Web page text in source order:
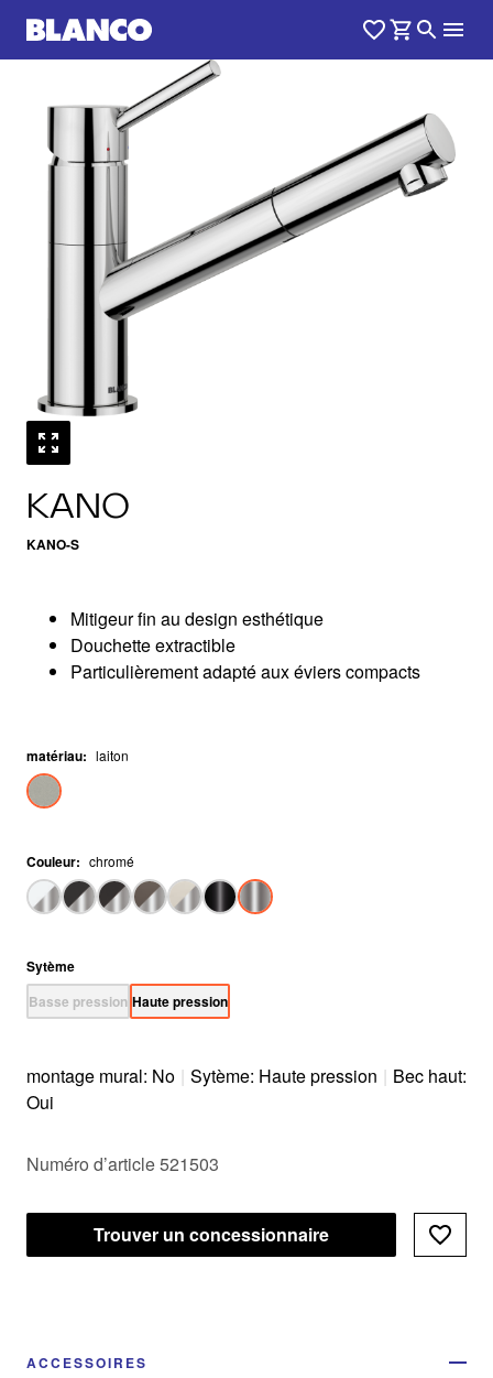
KANO
KANO-S
1
Mitigeur fin au design esthétique
Douchette extractible
Particulièrement adapté aux éviers compacts
matériau: laiton
Couleur: chromé
Sytème
Basse pression Haute pression
montage mural: No | Sytème: Haute pression | Bec haut:
Oui
Numéro d’article 521503
Trouver un concessionnaire
ACCESSOIRES